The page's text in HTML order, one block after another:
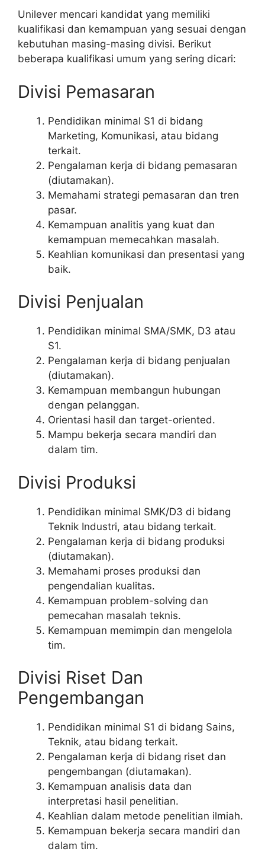
Unilever mencari kandidat yang memiliki
kualifikasi dan kemampuan yang sesuai dengan
kebutuhan masing-masing divisi. Berikut
beberapa kualifikasi umum yang sering dicari:
Divisi Pemasaran
Pendidikan minimal S1 di bidang
Marketing, Komunikasi, atau bidang
terkait.
Pengalaman kerja di bidang pemasaran
(diutamakan).
Memahami strategi pemasaran dan tren
pasar.
Kemampuan analitis yang kuat dan
kemampuan memecahkan masalah.
Keahlian komunikasi dan presentasi yang
baik.
Divisi Penjualan
Pendidikan minimal SMA/SMK, D3 atau
S1.
Pengalaman kerja di bidang penjualan
(diutamakan).
Kemampuan membangun hubungan
dengan pelanggan.
Orientasi hasil dan target-oriented.
Mampu bekerja secara mandiri dan
dalam tim.
Divisi Produksi
Pendidikan minimal SMK/D3 di bidang
Teknik Industri, atau bidang terkait.
Pengalaman kerja di bidang produksi
(diutamakan).
Memahami proses produksi dan
pengendalian kualitas.
Kemampuan problem-solving dan
pemecahan masalah teknis.
Kemampuan memimpin dan mengelola
tim.
Divisi Riset Dan
Pengembangan
Pendidikan minimal S1 di bidang Sains,
Teknik, atau bidang terkait.
Pengalaman kerja di bidang riset dan
pengembangan (diutamakan).
Kemampuan analisis data dan
interpretasi hasil penelitian.
Keahlian dalam metode penelitian ilmiah.
Kemampuan bekerja secara mandiri dan
dalam tim.